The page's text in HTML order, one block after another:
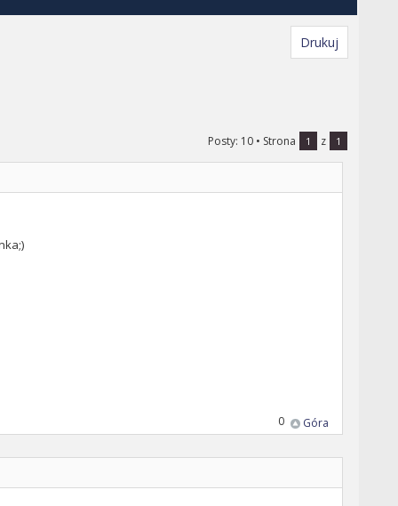
Drukuj
Posty: 10 • Strona 1 z 1
Góra
0